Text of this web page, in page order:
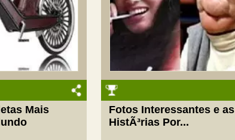
Mais
Fotos Interessantes e as
HistÃ³rias Por...